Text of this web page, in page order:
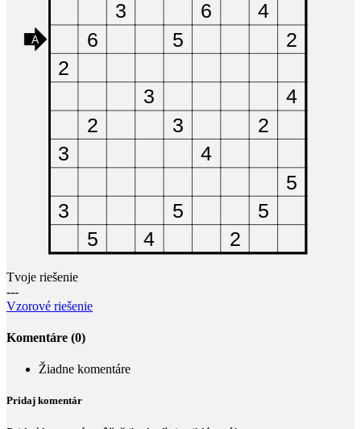
Tvoje riešenie
---
Vzorové riešenie
Komentáre (0)
Žiadne komentáre
Pridaj komentár